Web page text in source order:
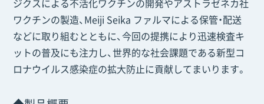
ジクスによる不活化ワクチンの開発やアストラゼネカ社
ワクチンの製造、Meiji Seika ファルマによる保管・配送
などに取り組むとともに、今回の提携により迅速検査キ
ットの普及にも注力し、世界的な社会課題である新型コ
ロナウイルス感染症の拡大防止に貢献してまいります。